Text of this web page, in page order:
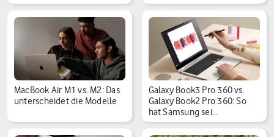
MacBook Air M1 vs. M2: Das
unterscheidet die Modelle
Galaxy Book3 Pro 360 vs.
Galaxy Book2 Pro 360: So
hat Samsung sei…